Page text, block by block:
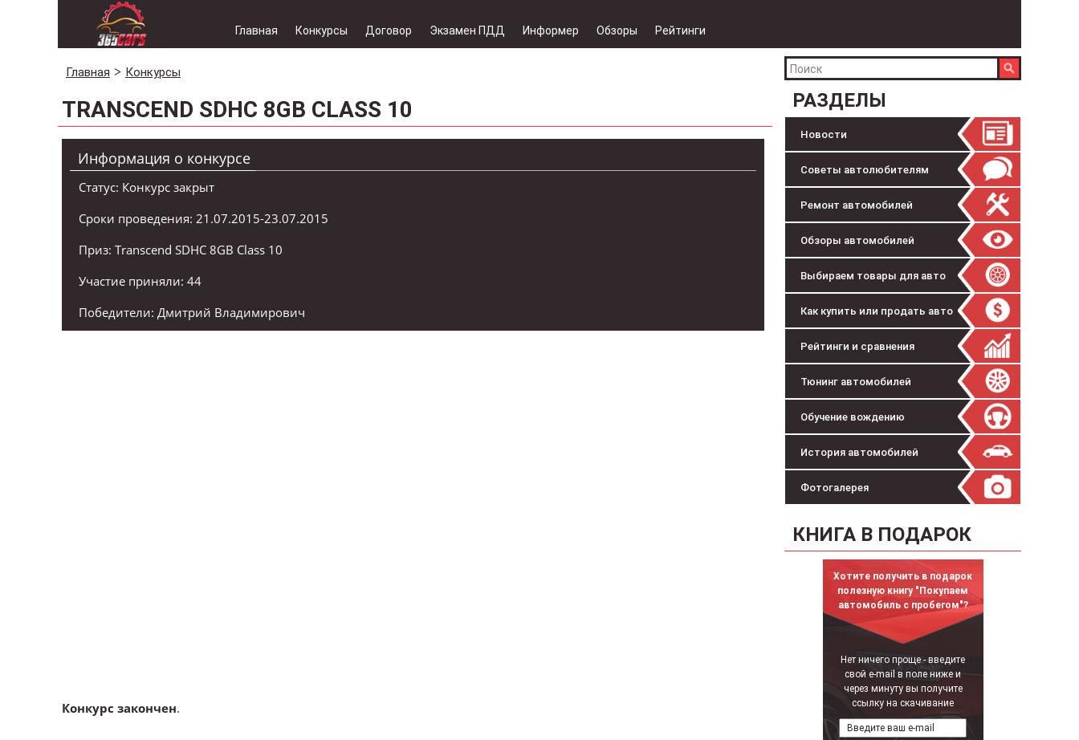
Главная Конкурсы Договор Экзамен ПДД Информер Обзоры Рейтинги
РАЗДЕЛЫ
Новости
Советы автолюбителям
Ремонт автомобилей
Обзоры автомобилей
Выбираем товары для авто
Как купить или продать авто
Рейтинги и сравнения
Тюнинг автомобилей
Обучение вождению
История автомобилей
Фотогалерея
КНИГА В ПОДАРОК
Хотите получить в подарок
полезную книгу "Покупаем
автомобиль с пробегом"?
Нет ничего проще - введите
свой e-mail в поле ниже и
через минуту вы получите
ссылку на скачивание
Главная Конкурсы
TRANSCEND SDHC 8GB CLASS 10
Информация о конкурсе
Статус: Конкурс закрыт
Сроки проведения: 21.07.2015-23.07.2015
Приз: Transcend SDHC 8GB Class 10
Участие приняли: 44
Победители: Дмитрий Владимирович
Конкурс закончен.